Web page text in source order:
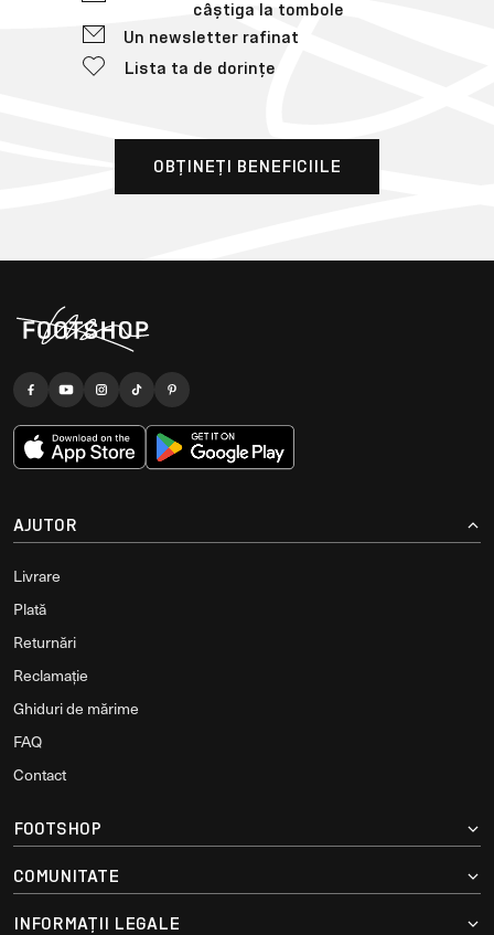
câștiga la tombole
Un newsletter rafinat
Lista ta de dorințe
OBȚINEȚI BENEFICIILE
AJUTOR
Livrare
Plată
Returnări
Reclamație
Ghiduri de mărime
FAQ
Contact
FOOTSHOP
COMUNITATE
INFORMAȚII LEGALE